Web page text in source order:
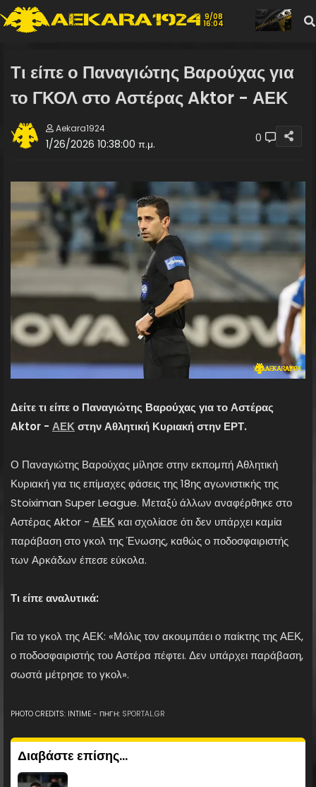
9/08
16:04
Τι είπε ο Παναγιώτης Βαρούχας για
το ΓΚΟΛ στο Αστέρας Aktor - ΑΕΚ
Aekara1924
1/26/2026 10:38:00 π.μ. 0
Δείτε τι είπε ο Παναγιώτης Βαρούχας για το Αστέρας
Aktor - ΑΕΚστην Αθλητική Κυριακή στην ΕΡΤ.
Ο Παναγιώτης Βαρούχας μίλησε στην εκπομπή Αθλητική
Κυριακή για τις επίμαχες φάσεις της 18ης αγωνιστικής της
Stoiximan Super League. Μεταξύ άλλων αναφέρθηκε στο
Αστέρας Aktor - ΑΕΚ και σχολίασε ότι δεν υπάρχει καμία
παράβαση στο γκολ της Ένωσης, καθώς ο ποδοσφαιριστής
των Αρκάδων έπεσε εύκολα.
Τι είπε αναλυτικά:
Για το γκολ της ΑΕΚ: «Μόλις τον ακουμπάει ο παίκτης της ΑΕΚ,
ο ποδοσφαιριστής του Αστέρα πέφτει. Δεν υπάρχει παράβαση,
σωστά μέτρησε το γκολ».
PHOTO CREDITS: INTIME - ΠΗΓΗ: SPORTAL.GR
Διαβάστε επίσης...